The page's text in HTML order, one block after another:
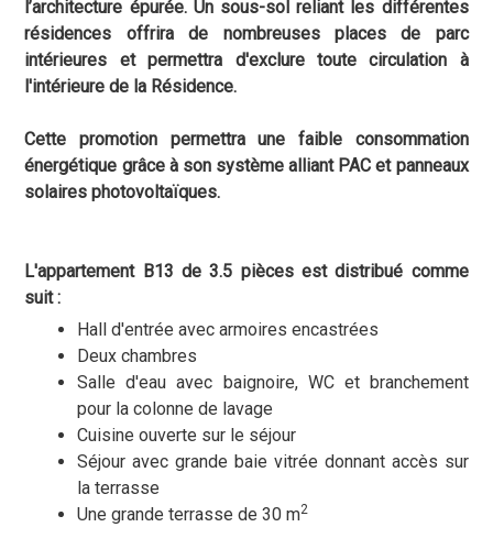
l’architecture épurée. Un sous-sol reliant les différentes
résidences offrira de nombreuses places de parc
intérieures et permettra d'exclure toute circulation à
l'intérieure de la Résidence.
Cette promotion permettra une faible consommation
énergétique grâce à son système alliant PAC et panneaux
solaires photovoltaïques.
L'appartement B13 de 3.5 pièces est distribué comme
suit :
Hall d'entrée avec armoires encastrées
Deux chambres
Salle d'eau avec baignoire, WC et branchement
pour la colonne de lavage
Cuisine ouverte sur le séjour
Séjour avec grande baie vitrée donnant accès sur
la terrasse
Une grande terrasse de 30 m2